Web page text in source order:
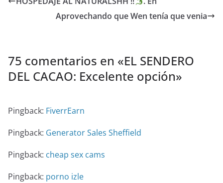
Aprovechando que Wen tenía que venia
75 comentarios en «EL SENDERO
DEL CACAO: Excelente opción»
Pingback: FiverrEarn
Pingback: Generator Sales Sheffield
Pingback: cheap sex cams
Pingback: porno izle